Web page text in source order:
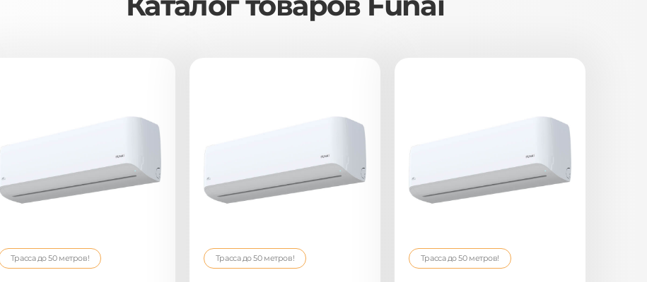
Трасса до 50 метров! Трасса до 50 метров! Трасса до 50 метров!